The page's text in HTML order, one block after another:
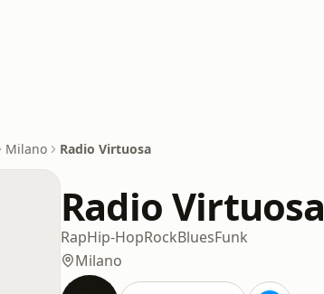
Milano Radio Virtuosa
Radio Virtuosa
RapHip-HopRockBluesFunk
Milano